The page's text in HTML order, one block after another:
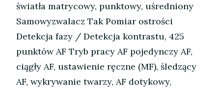
światła matrycowy, punktowy, uśredniony
Samowyzwalacz Tak Pomiar ostrości
Detekcja fazy / Detekcja kontrastu, 425
punktów AF Tryb pracy AF pojedynczy AF,
ciągły AF, ustawienie ręczne (MF), śledzący
AF, wykrywanie twarzy, AF dotykowy,